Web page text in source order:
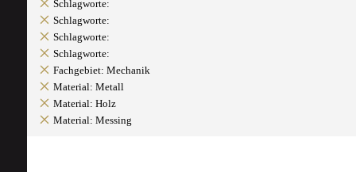
Schlagworte:
Schlagworte:
Schlagworte:
Schlagworte:
Fachgebiet: Mechanik
Material: Metall
Material: Holz
Material: Messing